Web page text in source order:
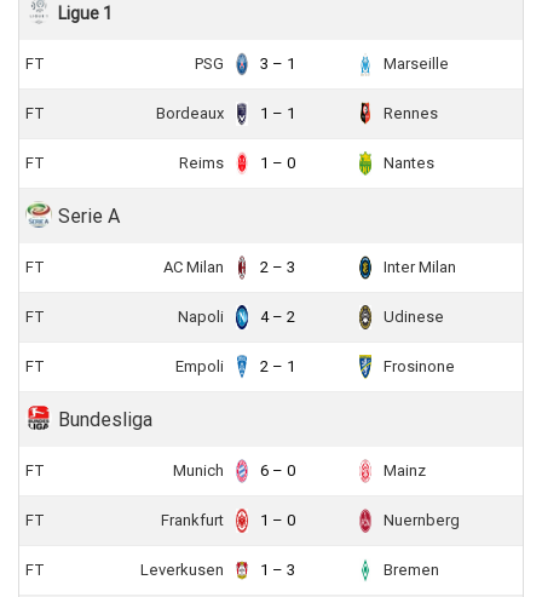
Ligue 1
FT PSG 3 – 1 Marseille
FT Bordeaux 1 – 1 Rennes
FT Reims 1 – 0 Nantes
Serie A
FT AC Milan 2 – 3 Inter Milan
FT Napoli 4 – 2 Udinese
FT Empoli 2 – 1 Frosinone
Bundesliga
FT Munich 6 – 0 Mainz
FT Frankfurt 1 – 0 Nuernberg
FT Leverkusen 1 – 3 Bremen